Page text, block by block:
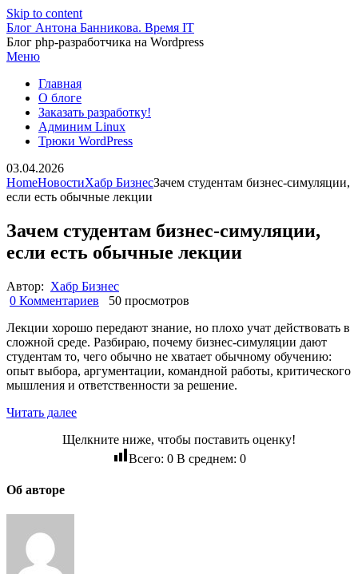
Skip to content
Блог Антона Банникова. Время IT
Блог php-разработчика на Wordpress
Меню
Главная
О блоге
Заказать разработку!
Админим Linux
Трюки WordPress
03.04.2026
HomeНовостиХабр БизнесЗачем студентам бизнес-симуляции,
если есть обычные лекции
Зачем студентам бизнес-симуляции,
если есть обычные лекции
Автор: Хабр Бизнес
0 Комментариев
50 просмотров
Лекции хорошо передают знание, но плохо учат действовать в
сложной среде. Разбираю, почему бизнес-симуляции дают
студентам то, чего обычно не хватает обычному обучению:
опыт выбора, аргументации, командной работы, критического
мышления и ответственности за решение.
Читать далее
Щелкните ниже, чтобы поставить оценку!
Всего: 0В среднем: 0
Об авторе